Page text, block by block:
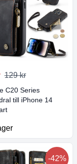
129 kr
C20 Series
till iPhone 14
-42%